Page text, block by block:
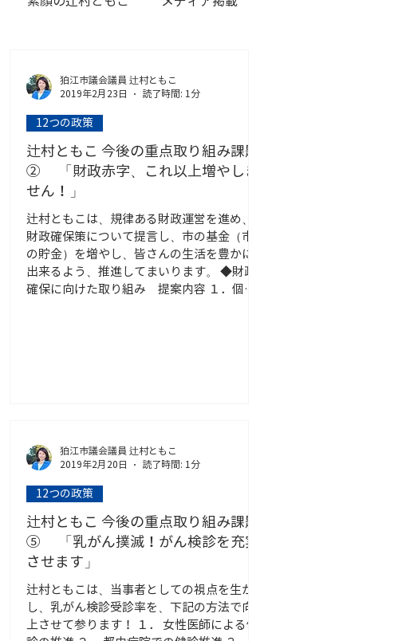
辻村ともこ 今後の重点取り組み課題
② 「財政赤字、これ以上増やしま
せん！」
辻村ともこは、規律ある財政運営を進め、
財政確保策について提言し、市の基金（市
の貯金）を増やし、皆さんの生活を豊かに
出来るよう、推進してまいります。 ◆財政
確保に向けた取り組み 提案内容 １．個人
12つの政策
狛江市議会議員 辻村ともこ
2019年2月23日
読了時間: 1分
辻村ともこ 今後の重点取り組み課題
⑤ 「乳がん撲滅！がん検診を充実
させます」
辻村ともこは、当事者としての視点を生か
し、乳がん検診受診率を、下記の方法で向
上させて参ります！ １． 女性医師による健
12つの政策
狛江市議会議員 辻村ともこ
2019年2月20日
読了時間: 1分